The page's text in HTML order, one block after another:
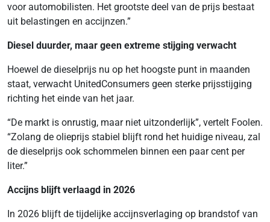
voor automobilisten. Het grootste deel van de prijs bestaat
uit belastingen en accijnzen.”
Diesel duurder, maar geen extreme stijging verwacht
Hoewel de dieselprijs nu op het hoogste punt in maanden
staat, verwacht UnitedConsumers geen sterke prijsstijging
richting het einde van het jaar.
“De markt is onrustig, maar niet uitzonderlijk”, vertelt Foolen.
“Zolang de olieprijs stabiel blijft rond het huidige niveau, zal
de dieselprijs ook schommelen binnen een paar cent per
liter.”
Accijns blijft verlaagd in 2026
In 2026 blijft de tijdelijke accijnsverlaging op brandstof van